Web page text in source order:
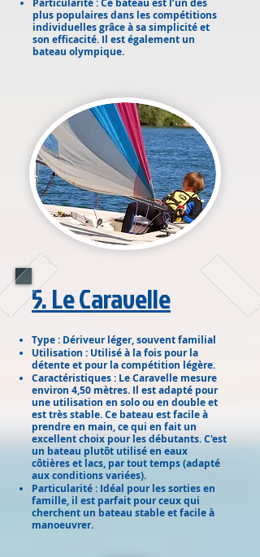
Particularité : Ce bateau est l’un des
plus populaires dans les compétitions
individuelles grâce à sa simplicité et
son efficacité. Il est également un
bateau olympique.
​5. Le Caravelle
Type : Dériveur léger, souvent familial
Utilisation : Utilisé à la fois pour la
détente et pour la compétition légère.
Caractéristiques : Le Caravelle mesure
environ 4,50 mètres. Il est adapté pour
une utilisation en solo ou en double et
est très stable. Ce bateau est facile à
prendre en main, ce qui en fait un
excellent choix pour les débutants. C'est
un bateau plutôt utilisé en eaux
côtières et lacs, par tout temps (adapté
aux conditions variées).
Particularité : Idéal pour les sorties en
famille, il est parfait pour ceux qui
cherchent un bateau stable et facile à
manoeuvrer.